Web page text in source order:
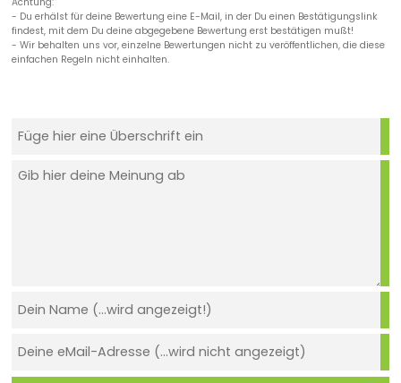
- Du erhälst für deine Bewertung eine E-Mail, in der Du einen Bestätigungslink
findest, mit dem Du deine abgegebene Bewertung erst bestätigen mußt!
- Wir behalten uns vor, einzelne Bewertungen nicht zu veröffentlichen, die diese
einfachen Regeln nicht einhalten.